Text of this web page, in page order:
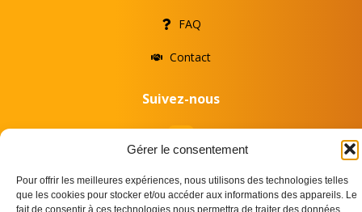
Gérer le consentement
Pour offrir les meilleures expériences, nous utilisons des technologies telles
que les cookies pour stocker et/ou accéder aux informations des appareils. Le
fait de consentir à ces technologies nous permettra de traiter des données
FAQ
Contact
Suivez-nous
Conditions Générales de Vente